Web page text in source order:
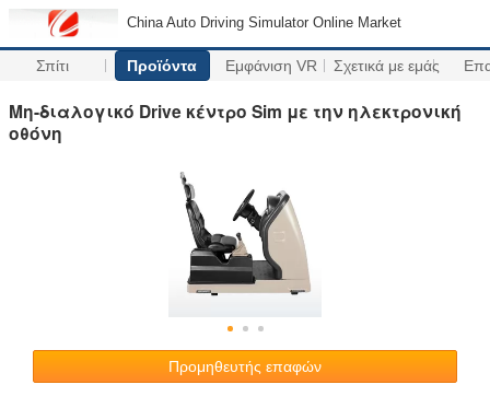
China Auto Driving Simulator Online Market
Σπίτι Προϊόντα Εμφάνιση VR Σχετικά με εμάς
Μη-διαλογικό Drive κέντρο Sim με την ηλεκτρονική
οθόνη
Προμηθευτής επαφών